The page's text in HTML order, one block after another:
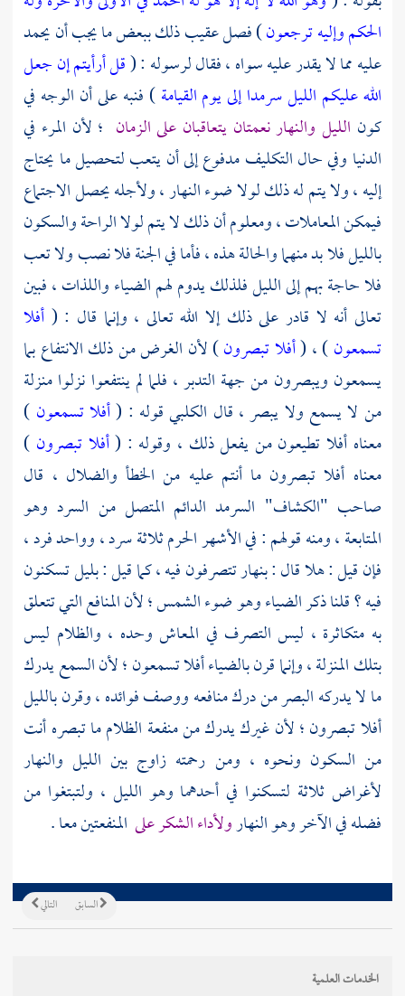
الحكم وإليه ترجعون) فصل عقيب ذلك ببعض ما يجب أن يحمد
عليه مما لا يقدر عليه سواه ، فقال لرسوله : (قل أرأيتم إن جعل
الله عليكم الليل سرمدا إلى يوم القيامة) فنبه على أن الوجه في
كون الليل والنهار نعمتان يتعاقبان على الزمان ؛ لأن المرء في
الدنيا وفي حال التكليف مدفوع إلى أن يتعب لتحصيل ما يحتاج
إليه ، ولا يتم له ذلك لولا ضوء النهار ، ولأجله يحصل الاجتماع
فيمكن المعاملات ، ومعلوم أن ذلك لا يتم لولا الراحة والسكون
بالليل فلا بد منهما والحالة هذه ، فأما في الجنة فلا نصب ولا تعب
فلا حاجة بهم إلى الليل فلذلك يدوم لهم الضياء واللذات ، فبين
تعالى أنه لا قادر على ذلك إلا الله تعالى ، وإنما قال : ( أفلا
تسمعون) ، (أفلا تبصرون) لأن الغرض من ذلك الانتفاع بما
يسمعون ويبصرون من جهة التدبر ، فلما لم ينتفعوا نزلوا منزلة
من لا يسمع ولا يبصر ، قال الكلبيقوله : (أفلا تسمعون )
معناه أفلا تطيعون من يفعل ذلك ، وقوله : (أفلا تبصرون )
معناه أفلا تبصرون ما أنتم عليه من الخطأ والضلال ، قال
صاحب "الكشاف" السرمد الدائم المتصل من السرد وهو
المتابعة ، ومنه قولهم : في الأشهر الحرم ثلاثة سرد ، وواحد فرد ،
فإن قيل : هلا قال : بنهار تتصرفون فيه ، كما قيل : بليل تسكنون
فيه ؟ قلنا ذكر الضياء وهو ضوء الشمس ؛ لأن المنافع التي تتعلق
به متكاثرة ، ليس التصرف في المعاش وحده ، والظلام ليس
بتلك المنزلة ، وإنما قرن بالضياء أفلا تسمعون ؛ لأن السمع يدرك
ما لا يدركه البصر من درك منافعه ووصف فوائده ، وقرن بالليل
أفلا تبصرون ؛ لأن غيرك يدرك من منفعة الظلام ما تبصره أنت
من السكون ونحوه ، ومن رحمته زاوج بين الليل والنهار
لأغراض ثلاثة لتسكنوا في أحدهما وهو الليل ، ولتبتغوا من
فضله في الآخر وهو النهارولأداء الشكر على المنفعتين معا .
التالي السابق
الخدمات العلمية